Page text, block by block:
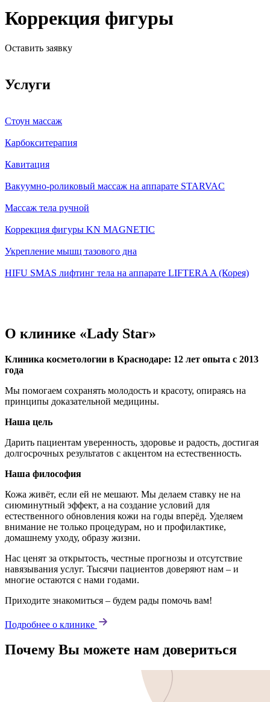
Коррекция фигуры
Оставить заявку
Услуги
Стоун массаж
Карбокситерапия
Кавитация
Вакуумно-роликовый массаж на аппарате STARVAC
Массаж тела ручной
Коррекция фигуры KN MAGNETIC
Укрепление мышц тазового дна
HIFU SMAS лифтинг тела на аппарате LIFTERA A (Корея)
О клинике «Lady Star»
Клиника косметологии в Краснодаре: 12 лет опыта с 2013
года
Мы помогаем сохранять молодость и красоту, опираясь на
принципы доказательной медицины.
Наша цель
Дарить пациентам уверенность, здоровье и радость, достигая
долгосрочных результатов с акцентом на естественность.
Наша философия
Кожа живёт, если ей не мешают. Мы делаем ставку не на
сиюминутный эффект, а на создание условий для
естественного обновления кожи на годы вперёд. Уделяем
внимание не только процедурам, но и профилактике,
домашнему уходу, образу жизни.
Нас ценят за открытость, честные прогнозы и отсутствие
навязывания услуг. Тысячи пациентов доверяют нам – и
многие остаются с нами годами.
Приходите знакомиться – будем рады помочь вам!
Подробнее о клинике
Почему Вы можете нам довериться